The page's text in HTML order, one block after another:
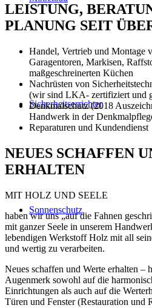
Sicherheitserrichter
Sonnenschutz
LEISTUNG,
PLANUNG SEIT
Handel, Vertrieb und Montage
Garagentoren, Markisen,
maßgeschreinerten Küchen
Nachrüsten von
(wir sind LKA- zertifiziert und
Denkmalschutz (2018
Handwerk in der
Reparaturen und Kundendienst
NEUES SCHAFFEN
ERHALTEN
MIT HOLZ UND SEELE
haben wir uns „auf die Fahnen
mit ganzer Seele in unserem
lebendigen Werkstoff Holz mit all
und wertig zu verarbeiten.
Neues schaffen und Werte erhalten –
Augenmerk sowohl auf die
Einrichtungen als auch auf die
Türen und Fenster (Restauration und